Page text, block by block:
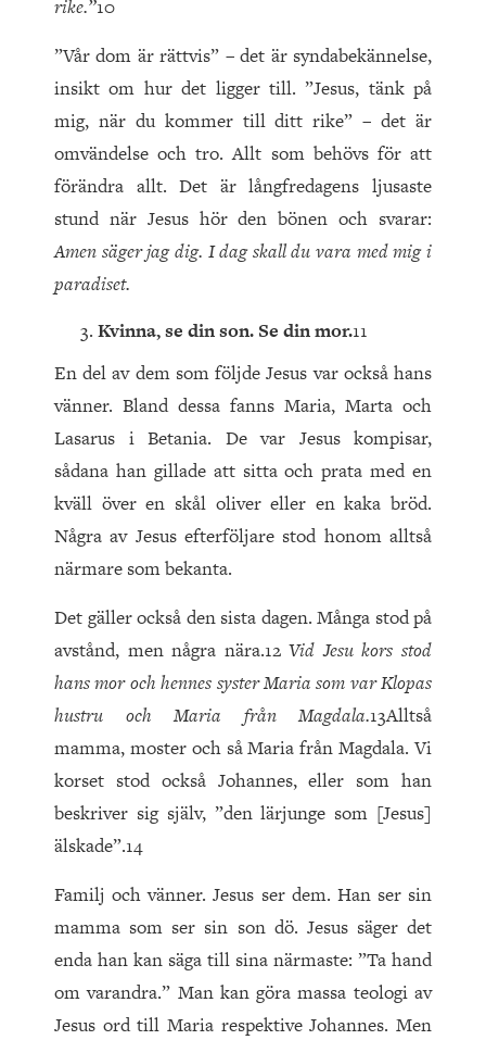
rike.”10
”Vår dom är rättvis” – det är syndabekännelse,
insikt om hur det ligger till. ”Jesus, tänk på
mig, när du kommer till ditt rike” – det är
omvändelse och tro. Allt som behövs för att
förändra allt. Det är långfredagens ljusaste
stund när Jesus hör den bönen och svarar:
Amen säger jag dig. I dag skall du vara med mig i
paradiset.
Kvinna, se din son. Se din mor.11
En del av dem som följde Jesus var också hans
vänner. Bland dessa fanns Maria, Marta och
Lasarus i Betania. De var Jesus kompisar,
sådana han gillade att sitta och prata med en
kväll över en skål oliver eller en kaka bröd.
Några av Jesus efterföljare stod honom alltså
närmare som bekanta.
Det gäller också den sista dagen. Många stod på
avstånd, men några nära.12Vid Jesu kors stod
hans mor och hennes syster Maria som var Klopas
hustru och Maria från Magdala.13Alltså
mamma, moster och så Maria från Magdala. Vi
korset stod också Johannes, eller som han
beskriver sig själv, ”den lärjunge som [Jesus]
älskade”.14
Familj och vänner. Jesus ser dem. Han ser sin
mamma som ser sin son dö. Jesus säger det
enda han kan säga till sina närmaste: ”Ta hand
om varandra.” Man kan göra massa teologi av
Jesus ord till Maria respektive Johannes. Men